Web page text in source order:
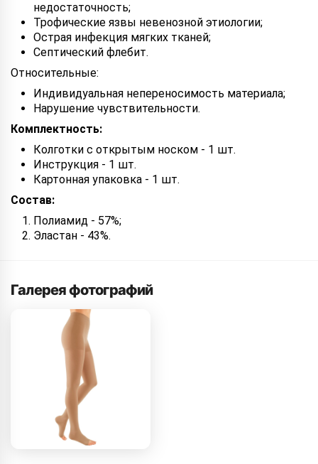
недостаточность;
Трофические язвы невенозной этиологии;
Острая инфекция мягких тканей;
Септический флебит.
Относительные:
Индивидуальная непереносимость материала;
Нарушение чувствительности.
Комплектность:
Колготки с открытым носком - 1 шт.
Инструкция - 1 шт.
Картонная упаковка - 1 шт.
Состав:
Полиамид - 57%;
Эластан - 43%.
Галерея фотографий